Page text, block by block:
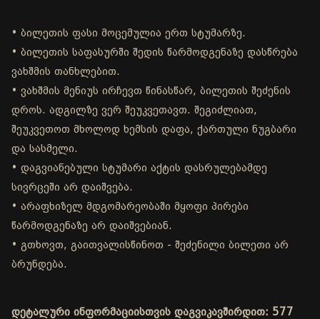
• ბილეთის ფასი მოცემულია ერთ სტუმარზე.
• ბილეთის საფასურში შედის წარმოდგენაზე დასწრება
ვახშმის თანხლებით.
• ვახშმის მენიუს ირჩევთ წინასწარ, ბილეთის შეძენის
დროს. ადგილზე ვერ შეუკვეთავთ. შეგიძლიათ,
შეუკვეთოთ მხოლოდ ხემსის დაფა, ქართული ნუგბარი
და სასმელი.
• დაგვიანებული სტუმარი აქტის დასრულებამდე
სივრცეში არ დაიშვება.
• არაფხიზელ მდგომარეობაში მყოფი პირები
წარმოდგენაზე არ დაიშვებიან.
• გთხოვთ, გაითვალისწინოთ - შეძენილი ბილეთი არ
ბრუნდება.
დეტალური ინფორმაციისთვის დაგვიკავშირდით: 577